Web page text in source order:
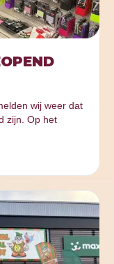
wij weer dat
zijn. Op het